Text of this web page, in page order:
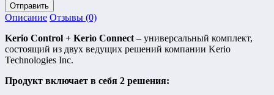
Отправить
Описание Отзывы (0)
Kerio Control + Kerio Connect – универсальный комплект,
состоящий из двух ведущих решений компании Kerio
Technologies Inc.
Продукт включает в себя 2 решения: